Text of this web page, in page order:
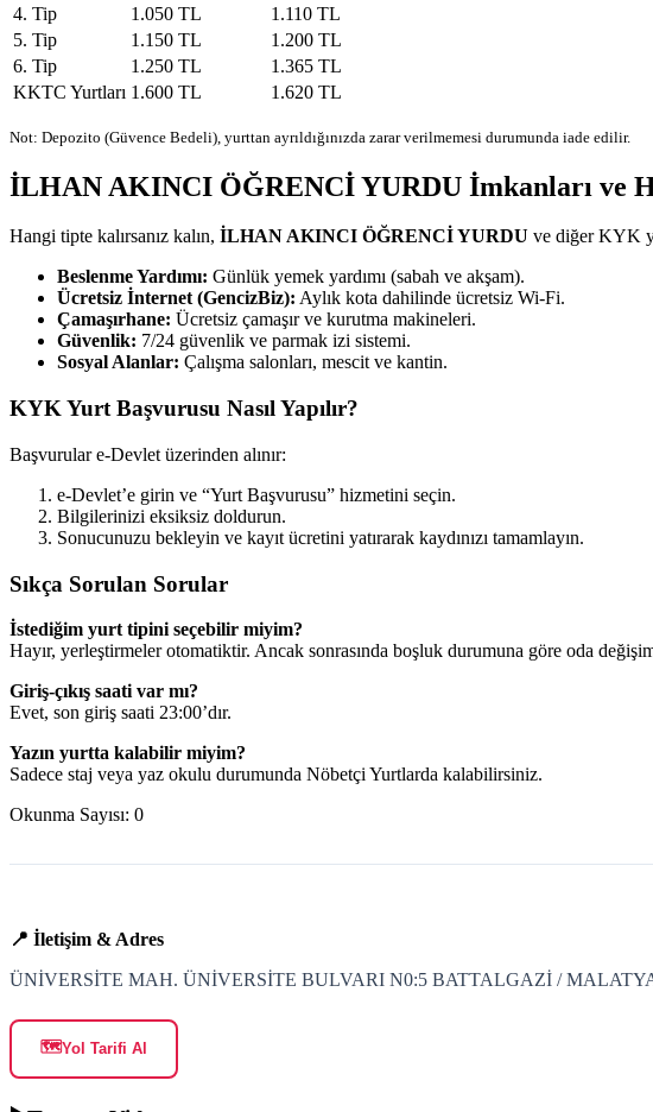
4. Tip
1.050 TL
1.110 TL
5. Tip
1.150 TL
1.200 TL
6. Tip
1.250 TL
1.365 TL
KKTC Yurtları 1.600 TL 1.620 TL
Not: Depozito (Güvence Bedeli), yurttan ayrıldığınızda zarar verilmemesi durumunda iade edilir.
İLHAN AKINCI ÖĞRENCİ YURDU İmkanları ve
Hangi tipte kalırsanız kalın, İLHAN AKINCI ÖĞRENCİ YURDU ve diğer KYK
Beslenme Yardımı: Günlük yemek yardımı (sabah ve akşam).
Ücretsiz İnternet (GencizBiz): Aylık kota dahilinde ücretsiz Wi-Fi.
Çamaşırhane: Ücretsiz çamaşır ve kurutma makineleri.
Güvenlik: 7/24 güvenlik ve parmak izi sistemi.
Sosyal Alanlar: Çalışma salonları, mescit ve kantin.
KYK Yurt Başvurusu Nasıl Yapılır?
Başvurular e-Devlet üzerinden alınır:
e-Devlet’e girin ve “Yurt Başvurusu” hizmetini seçin.
Bilgilerinizi eksiksiz doldurun.
Sonucunuzu bekleyin ve kayıt ücretini yatırarak kaydınızı tamamlayın.
Sıkça Sorulan Sorular
İstediğim yurt tipini seçebilir miyim?
Hayır, yerleştirmeler otomatiktir. Ancak sonrasında boşluk durumuna göre oda
Giriş-çıkış saati var mı?
Evet, son giriş saati 23:00’dır.
Yazın yurtta kalabilir miyim?
Sadece staj veya yaz okulu durumunda Nöbetçi Yurtlarda kalabilirsiniz.
Okunma Sayısı: 0
📍 İletişim & Adres
ÜNİVERSİTE MAH. ÜNİVERSİTE BULVARI N0:5 BATTALGAZİ /
🗺️Yol Tarifi Al